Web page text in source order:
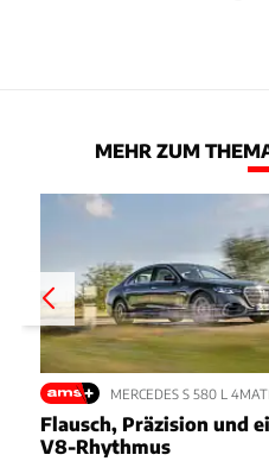
MEHR ZUM
MERCEDES S 580 L
Flausch, Präzision und
V8-Rhythmus